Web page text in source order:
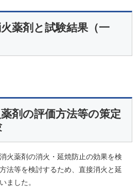
薬剤と試験結果（一
剤の評価方法等の策定
火薬剤の消火・延焼防止の効果を検
法等を検討するため、直接消火と延
ました。